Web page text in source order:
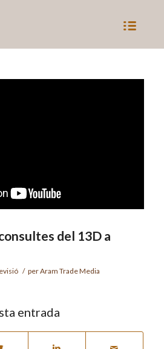
del 13D a
/ perAram Trade Media
entrada